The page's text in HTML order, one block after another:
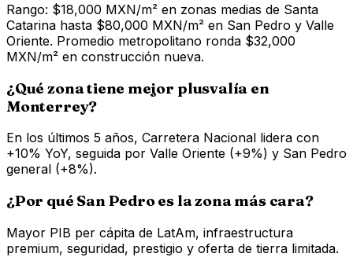
Rango: $18,000 MXN/m² en zonas medias de Santa
Catarina hasta $80,000 MXN/m² en San Pedro y Valle
Oriente. Promedio metropolitano ronda $32,000
MXN/m² en construcción nueva.
¿Qué zona tiene mejor plusvalía en
Monterrey?
En los últimos 5 años, Carretera Nacional lidera con
+10% YoY, seguida por Valle Oriente (+9%) y San Pedro
general (+8%).
¿Por qué San Pedro es la zona más cara?
Mayor PIB per cápita de LatAm, infraestructura
premium, seguridad, prestigio y oferta de tierra limitada.